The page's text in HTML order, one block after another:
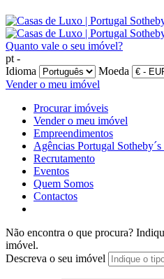
Quanto vale o seu imóvel?
pt -
Idioma
Moeda
Vender o meu imóvel
Procurar imóveis
Vender o meu imóvel
Empreendimentos
Agências Portugal
Recrutamento
Eventos
Quem Somos
Contactos
Não encontra o que procura?
imóvel.
Descreva o seu imóvel